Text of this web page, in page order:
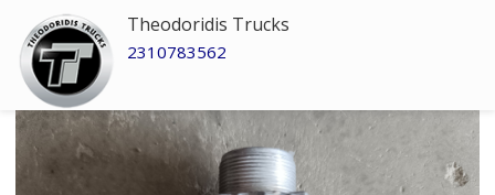
Theodoridis Trucks
2310783562